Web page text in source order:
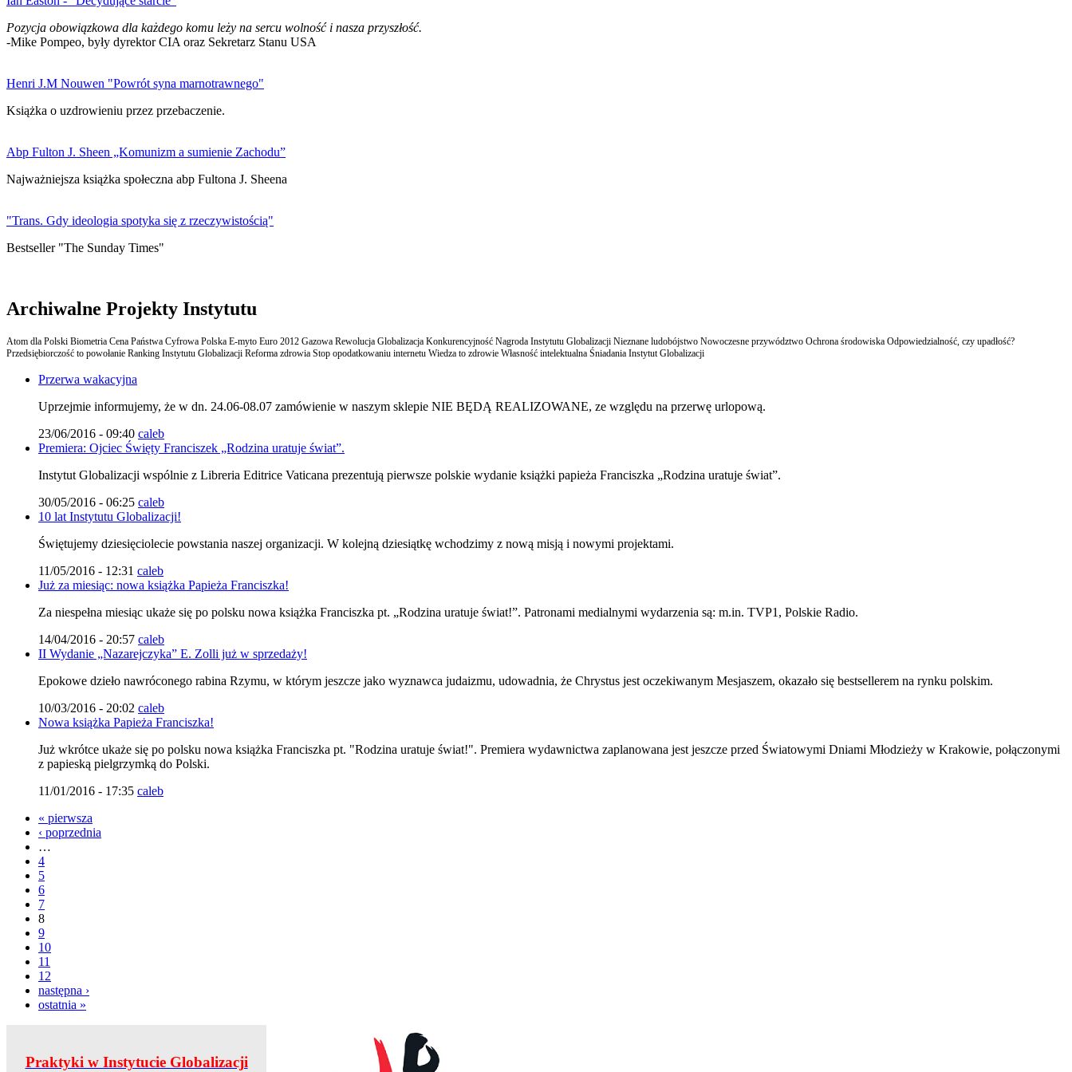
Pozycja obowiązkowa dla każdego komu leży na sercu wolność i nasza przyszłość.
-Mike Pompeo, były dyrektor CIA oraz Sekretarz Stanu USA
Henri J.M Nouwen "Powrót syna marnotrawnego"
Książka o uzdrowieniu przez przebaczenie.
Abp Fulton J. Sheen „Komunizm a sumienie Zachodu”
Najważniejsza książka społeczna abp Fultona J. Sheena
"Trans. Gdy ideologia spotyka się z rzeczywistością"
Bestseller "The Sunday Times"
Archiwalne Projekty Instytutu
Atom dla Polski Biometria Cena Państwa Cyfrowa Polska E-myto Euro 2012 Gazowa Rewolucja Globalizacja Konkurencyjność Nagroda Instytutu Globalizacji Nieznane ludobójstwo Nowoczesne przywództwo Ochrona środowiska Odpowiedzialność, czy upadłość?
Przedsiębiorczość to powołanie Ranking Instytutu Globalizacji Reforma zdrowia Stop opodatkowaniu internetu Wiedza to zdrowie Własność intelektualna Śniadania Instytut Globalizacji
Przerwa wakacyjna
Uprzejmie informujemy, że w dn. 24.06-08.07 zamówienie w naszym sklepie NIE BĘDĄ REALIZOWANE, ze względu na przerwę urlopową.
23/06/2016 - 09:40 caleb
Premiera: Ojciec Święty Franciszek „Rodzina uratuje świat”.
Instytut Globalizacji wspólnie z Libreria Editrice Vaticana prezentują pierwsze polskie wydanie książki papieża Franciszka „Rodzina uratuje świat”.
30/05/2016 - 06:25 caleb
10 lat Instytutu Globalizacji!
Świętujemy dziesięciolecie powstania naszej organizacji. W kolejną dziesiątkę wchodzimy z nową misją i nowymi projektami.
11/05/2016 - 12:31 caleb
Już za miesiąc: nowa książka Papieża Franciszka!
Za niespełna miesiąc ukaże się po polsku nowa książka Franciszka pt. „Rodzina uratuje świat!”. Patronami medialnymi wydarzenia są: m.in. TVP1, Polskie Radio.
14/04/2016 - 20:57 caleb
II Wydanie „Nazarejczyka” E. Zolli już w sprzedaży!
Epokowe dzieło nawróconego rabina Rzymu, w którym jeszcze jako wyznawca judaizmu, udowadnia, że Chrystus jest oczekiwanym Mesjaszem, okazało się bestsellerem na rynku polskim.
10/03/2016 - 20:02 caleb
Nowa książka Papieża Franciszka!
Już wkrótce ukaże się po polsku nowa książka Franciszka pt. "Rodzina uratuje świat!". Premiera wydawnictwa zaplanowana jest jeszcze przed Światowymi Dniami Młodzieży w Krakowie, połączonymi
z papieską pielgrzymką do Polski.
11/01/2016 - 17:35 caleb
« pierwsza
‹ poprzednia
…
4
5
6
7
8
9
10
11
12
następna ›
ostatnia »
Praktyki w Instytucie Globalizacji